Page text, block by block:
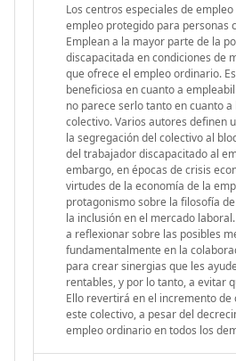
Los centros especiales de
empleo protegido para personas
Emplean a la mayor parte de la
discapacitada en condiciones de
que ofrece el empleo ordinario.
beneficiosa en cuanto a
no parece serlo tanto en cuanto
colectivo. Varios autores definen
la segregación del colectivo al
del trabajador discapacitado al
embargo, en épocas de crisis
virtudes de la economía de la
protagonismo sobre la filosofía
la inclusión en el mercado
a reflexionar sobre las posibles
fundamentalmente en la
para crear sinergias que les
rentables, y por lo tanto, a evitar
Ello revertirá en el incremento
este colectivo, a pesar del
empleo ordinario en todos los